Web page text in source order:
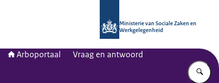
Ministerie van Sociale Zaken en
Werkgelegenheid
Arboportaal Vraag en antwoord